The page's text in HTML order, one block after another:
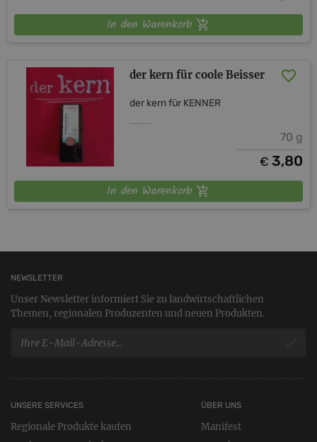
In den Warenkorb
der kern für coole Beisser
der kern für KENNER
70 g
€ 3,80
In den Warenkorb
NEWSLETTER
Unser Newsletter informiert Sie zu landwirtschaftlichen
Themen, regionalen Produzenten und neuen Produkten.
UNSERE SERVICES
Regionale Produkte kaufen
ÜBER UNS
Manifest